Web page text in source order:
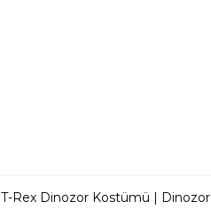
T-Rex Dinozor Kostümü | Dinozor